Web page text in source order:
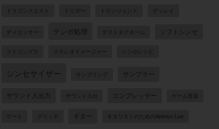
ドラゴンクエスト トリガー トランジェント ディレイ
ディエッサー テンポ処理 テストタグネーム ソフトシンセ
ストリングス ステレオイメージャー シンセレシピ
シンセサイザー サンプリング サンプラー
サウンド入出力 サウンド入出 コンプレッサー ゲーム音楽
ゲート グリッチ ギター ギタリストのためのAbleton Live